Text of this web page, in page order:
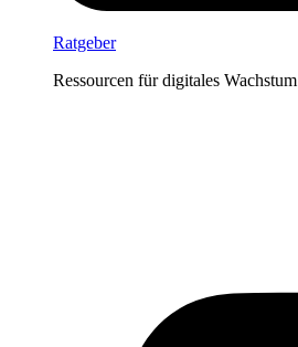
Ratgeber
Ressourcen für digitales Wachstum